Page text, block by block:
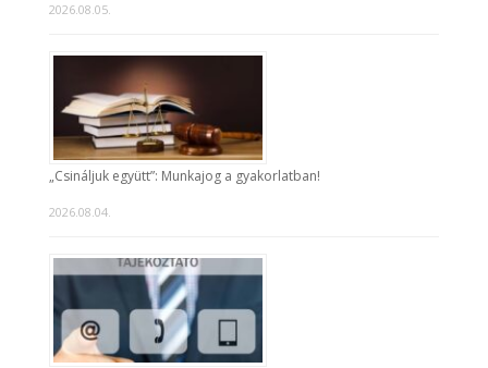
2026.08.05.
„Csináljuk együtt”: Munkajog a gyakorlatban!
2026.08.04.